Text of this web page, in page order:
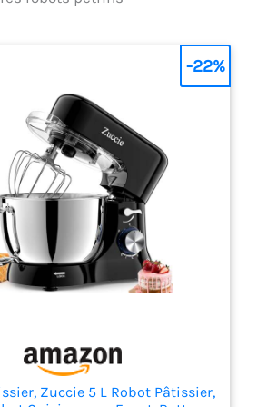
d'une tête inclinable,
combine praticité et
élégance. La finition
gris mat et argent
ajoute une touche de
modernité à votre
cuisine. [CONTROLE
PRECIS AVEC
AFFICHAGE DIGITAL ET
MINUTEUR] : Les 8
vitesses, l'affichage
digital et le minuteur
préparation. Ces
fonctionnalités
facilitent l'ajustement
Zuccie 5 L Robot Pâtissier,
-22%